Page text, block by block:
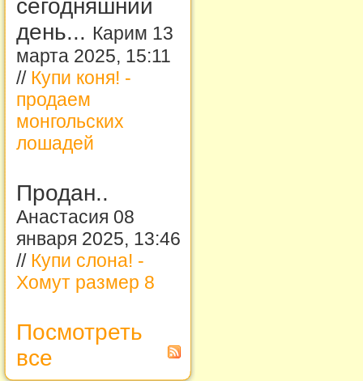
сегодняшний
день... Карим 13
марта 2025, 15:11
// Купи коня! -
продаем
монгольских
лошадей
Продан..
Анастасия 08
января 2025, 13:46
// Купи слона! -
Хомут размер 8
Посмотреть
все